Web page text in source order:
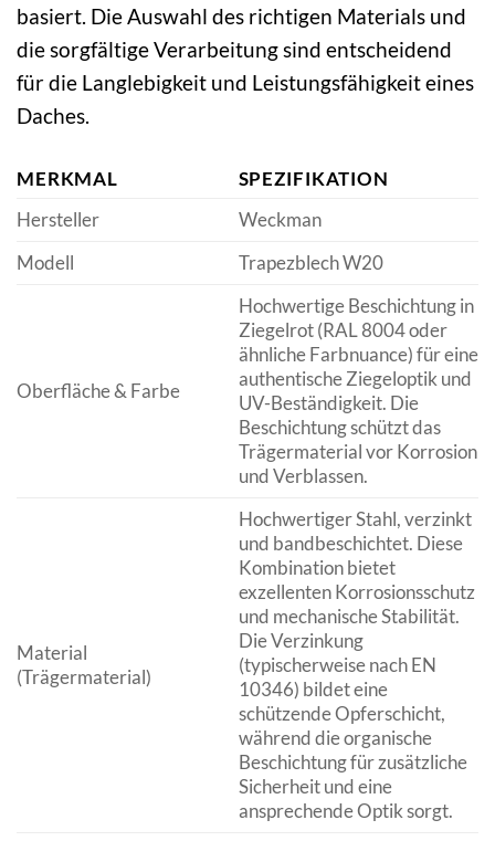
basiert. Die Auswahl des richtigen Materials und
die sorgfältige Verarbeitung sind entscheidend
für die Langlebigkeit und Leistungsfähigkeit eines
Daches.
MERKMAL
SPEZIFIKATION
Hersteller
Weckman
Modell
Trapezblech W20
Oberfläche & Farbe
Hochwertige Beschichtung in
Ziegelrot (RAL 8004 oder
ähnliche Farbnuance) für eine
authentische Ziegeloptik und
UV-Beständigkeit. Die
Beschichtung schützt das
Trägermaterial vor Korrosion
und Verblassen.
Material
(Trägermaterial)
Hochwertiger Stahl, verzinkt
und bandbeschichtet. Diese
Kombination bietet
exzellenten Korrosionsschutz
und mechanische Stabilität.
Die Verzinkung
(typischerweise nach EN
10346) bildet eine
schützende Opferschicht,
während die organische
Beschichtung für zusätzliche
Sicherheit und eine
ansprechende Optik sorgt.